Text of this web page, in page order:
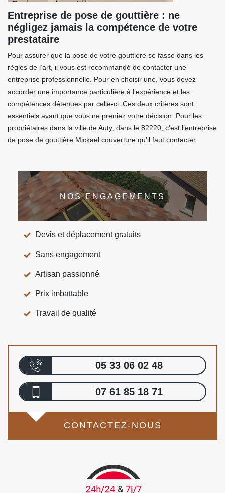
Entreprise de pose de gouttière : ne
négligez jamais la compétence de votre
prestataire
Pour assurer que la pose de votre gouttière se fasse dans les
règles de l’art, il vous est recommandé de contacter une
entreprise professionnelle. Pour en choisir une, vous devez
accorder une importance particulière à l’expérience et les
compétences détenues par celle-ci. Ces deux critères sont
essentiels avant que vous ne preniez votre décision. Pour les
propriétaires dans la ville de Auty, dans le 82220, c’est l’entreprise
de pose de gouttière Mickael couverture qu’il faut contacter.
NOS ENGAGEMENTS
Devis et déplacement gratuits
Sans engagement
Artisan passionné
Prix imbattable
Travail de qualité
05 33 06 02 48
07 61 85 18 71
CONTACTEZ-NOUS